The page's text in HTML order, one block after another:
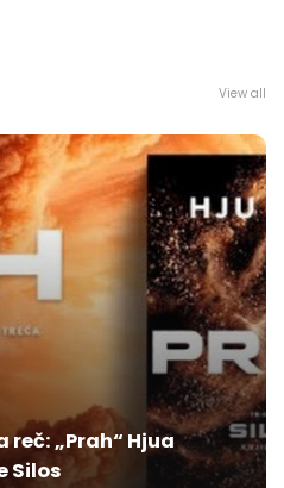
View all
„Prah“ Hjua
Silos